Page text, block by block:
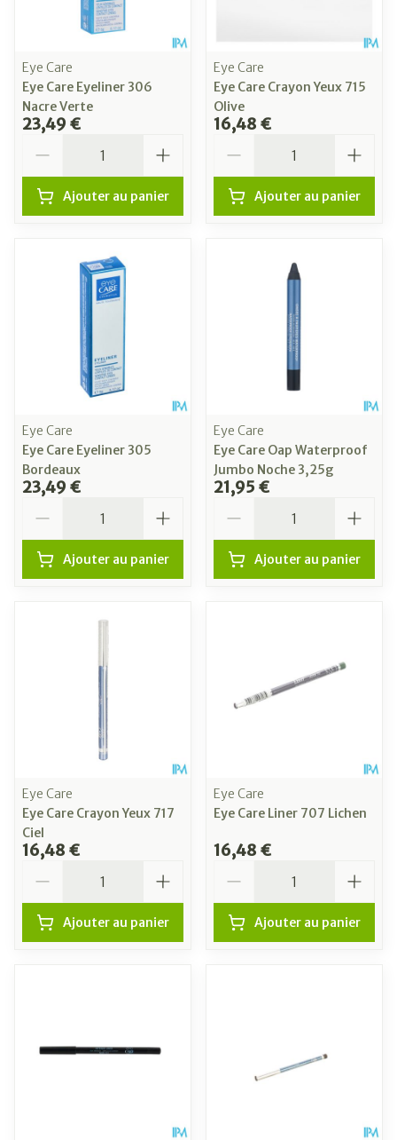
Eye Care
Eye Care Eyeliner 306
Nacre Verte
23,49 €
Ajouter au panier
Eye Care
Eye Care Crayon Yeux 715
Olive
16,48 €
Ajouter au panier
Eye Care
Eye Care Eyeliner 305
Bordeaux
23,49 €
Ajouter au panier
Eye Care
Eye Care Oap Waterproof
Jumbo Noche 3,25g
21,95 €
Ajouter au panier
Eye Care
Eye Care Crayon Yeux 717
Ciel
16,48 €
Ajouter au panier
Eye Care
Eye Care Liner 707 Lichen
16,48 €
Ajouter au panier